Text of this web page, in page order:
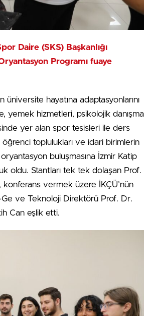
Daire (SKS) Başkanlığı
Programı fuaye
hayatına adaptasyonlarını
yemek hizmetleri, psikolojik danışma
yer alan spor tesisleri ile ders
öğrenci toplulukları ve idari birimlerin
buluşmasına İzmir Katip
oldu. Stantları tek tek dolaşan Prof.
konferans vermek üzere İKÇÜ’nün
Ge ve Teknoloji Direktörü Prof. Dr.
Can eşlik etti.